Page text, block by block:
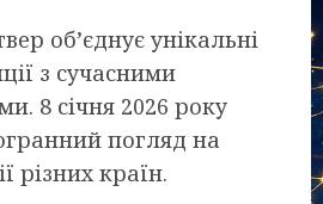
об’єднує унікальні
з сучасними
8 січня 2026 року
погляд на
різних країн.